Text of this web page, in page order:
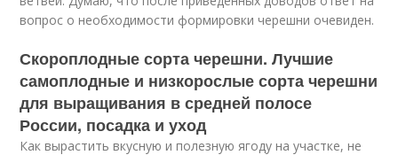
вопрос о необходимости формировки черешни очевиден.
Скороплодные сорта черешни. Лучшие
самоплодные и низкорослые сорта черешни
для выращивания в средней полосе
России, посадка и уход
Как вырастить вкусную и полезную ягоду на участке, не